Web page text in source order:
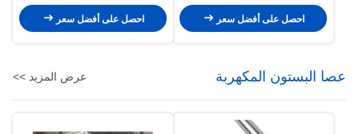
احصل على أفضل سعر
احصل على أفضل سعر
عصا البستون المكهربة عرض المزيد >>